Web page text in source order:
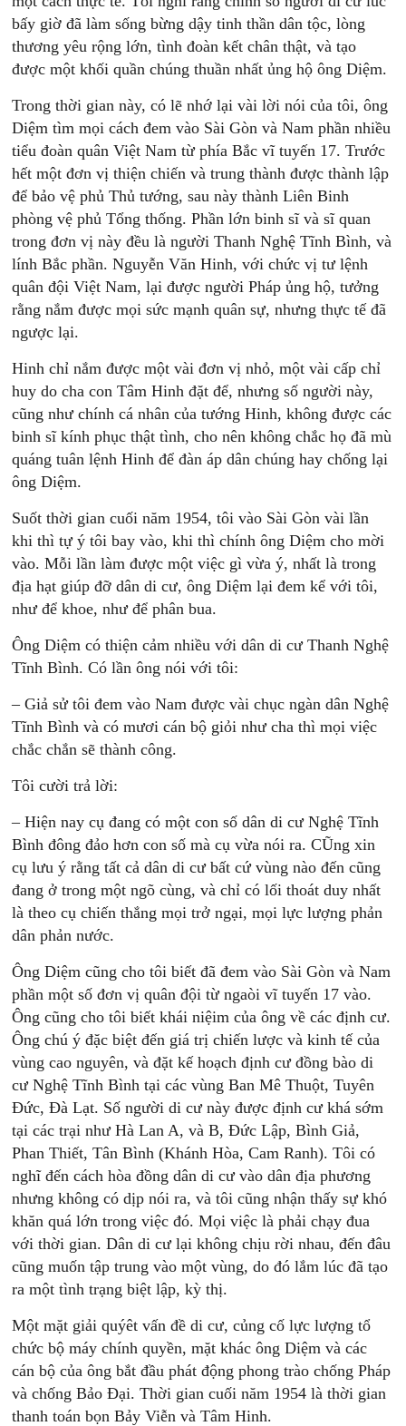
bấy giờ đã làm sống bừng dậy tinh thần dân tộc, lòng
thương yêu rộng lớn, tình đoàn kết chân thật, và tạo
được một khối quần chúng thuần nhất ủng hộ ông Diệm.
Trong thời gian này, có lẽ nhớ lại vài lời nói của tôi, ông
Diệm tìm mọi cách đem vào Sài Gòn và Nam phần nhiều
tiểu đoàn quân Việt Nam từ phía Bắc vĩ tuyến 17. Trước
hết một đơn vị thiện chiến và trung thành được thành lập
để bảo vệ phủ Thủ tướng, sau này thành Liên Binh
phòng vệ phủ Tổng thống. Phần lớn binh sĩ và sĩ quan
trong đơn vị này đều là người Thanh Nghệ Tĩnh Bình, và
lính Bắc phần. Nguyễn Văn Hinh, với chức vị tư lệnh
quân đội Việt Nam, lại được người Pháp ủng hộ, tưởng
rằng nắm được mọi sức mạnh quân sự, nhưng thực tế đã
ngược lại.
Hinh chỉ nắm được một vài đơn vị nhỏ, một vài cấp chỉ
huy do cha con Tâm Hinh đặt để, nhưng số người này,
cũng như chính cá nhân của tướng Hinh, không được các
binh sĩ kính phục thật tình, cho nên không chắc họ đã mù
quáng tuân lệnh Hinh để đàn áp dân chúng hay chống lại
ông Diệm.
Suốt thời gian cuối năm 1954, tôi vào Sài Gòn vài lần
khi thì tự ý tôi bay vào, khi thì chính ông Diệm cho mời
vào. Mỗi lần làm được một việc gì vừa ý, nhất là trong
địa hạt giúp đỡ dân di cư, ông Diệm lại đem kể với tôi,
như để khoe, như để phân bua.
Ông Diệm có thiện cảm nhiều với dân di cư Thanh Nghệ
Tĩnh Bình. Có lần ông nói với tôi:
– Giả sử tôi đem vào Nam được vài chục ngàn dân Nghệ
Tĩnh Bình và có mươi cán bộ giỏi như cha thì mọi việc
chắc chắn sẽ thành công.
Tôi cười trả lời:
– Hiện nay cụ đang có một con số dân di cư Nghệ Tĩnh
Bình đông đảo hơn con số mà cụ vừa nói ra. CŨng xin
cụ lưu ý rằng tất cả dân di cư bất cứ vùng nào đến cũng
đang ở trong một ngõ cùng, và chỉ có lối thoát duy nhất
là theo cụ chiến thắng mọi trở ngại, mọi lực lượng phản
dân phản nước.
Ông Diệm cũng cho tôi biết đã đem vào Sài Gòn và Nam
phần một số đơn vị quân đội từ ngaòi vĩ tuyến 17 vào.
Ông cũng cho tôi biết khái niệim của ông về các định cư.
Ông chú ý đặc biệt đến giá trị chiến lược và kinh tế của
vùng cao nguyên, và đặt kế hoạch định cư đồng bào di
cư Nghệ Tĩnh Bình tại các vùng Ban Mê Thuột, Tuyên
Đức, Đà Lạt. Số người di cư này được định cư khá sớm
tại các trại như Hà Lan A, và B, Đức Lập, Bình Giả,
Phan Thiết, Tân Bình (Khánh Hòa, Cam Ranh). Tôi có
nghĩ đến cách hòa đồng dân di cư vào dân địa phương
nhưng không có dịp nói ra, và tôi cũng nhận thấy sự khó
khăn quá lớn trong việc đó. Mọi việc là phải chạy đua
với thời gian. Dân di cư lại không chịu rời nhau, đến đâu
cũng muốn tập trung vào một vùng, do đó lắm lúc đã tạo
ra một tình trạng biệt lập, kỳ thị.
Một mặt giải quýêt vấn đề di cư, củng cố lực lượng tổ
chức bộ máy chính quyền, mặt khác ông Diệm và các
cán bộ của ông bắt đầu phát động phong trào chống Pháp
và chống Bảo Đại. Thời gian cuối năm 1954 là thời gian
thanh toán bọn Bảy Viễn và Tâm Hinh.